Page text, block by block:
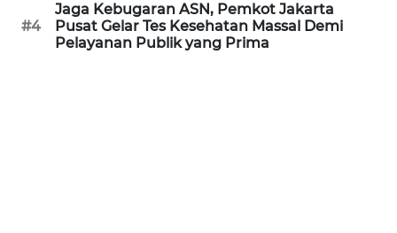
#4
Jaga Kebugaran ASN, Pemkot Jakarta
Pusat Gelar Tes Kesehatan Massal Demi
Pelayanan Publik yang Prima
WN
SOLO